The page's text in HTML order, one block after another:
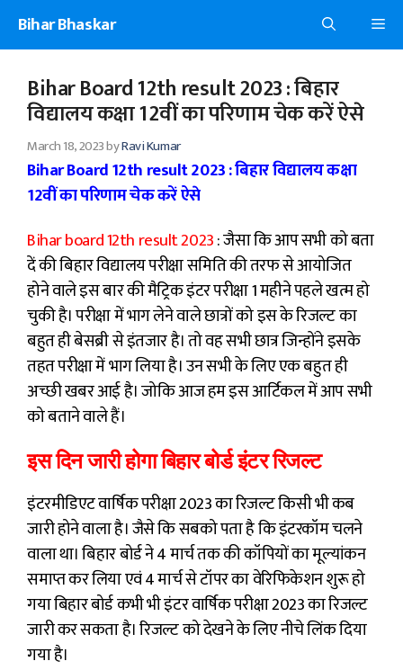
content
Bihar Bhaskar
Bihar Board 12th result 2023 : बिहार
विद्यालय कक्षा 12वीं का परिणाम चेक करें ऐसे
March 18, 2023byRavi Kumar
Bihar Board 12th result 2023 : बिहार विद्यालय कक्षा
12वीं का परिणाम चेक करें ऐसे
Bihar board 12th result 2023:जैसा कि आप सभी को बता
दें की बिहार विद्यालय परीक्षा समिति की तरफ से आयोजित
होने वाले इस बार की मैट्रिक इंटर परीक्षा 1 महीने पहले खत्म हो
चुकी है। परीक्षा में भाग लेने वाले छात्रों को इस के रिजल्ट का
बहुत ही बेसब्री से इंतजार है। तो वह सभी छात्र जिन्होंने इसके
तहत परीक्षा में भाग लिया है। उन सभी के लिए एक बहुत ही
अच्छी खबर आई है। जोकि आज हम इस आर्टिकल में आप सभी
को बताने वाले हैं।
इस दिन जारी होगा बिहार बोर्ड इंटर रिजल्ट
इंटरमीडिएट वार्षिक परीक्षा 2023 का रिजल्ट किसी भी कब
जारी होने वाला है। जैसे कि सबको पता है कि इंटरकॉम चलने
वाला था। बिहार बोर्ड ने 4 मार्च तक की कॉपियों का मूल्यांकन
समाप्त कर लिया एवं 4 मार्च से टॉपर का वेरिफिकेशन शुरू हो
गया बिहार बोर्ड कभी भी इंटर वार्षिक परीक्षा 2023 का रिजल्ट
जारी कर सकता है। रिजल्ट को देखने के लिए नीचे लिंक दिया
गया है।